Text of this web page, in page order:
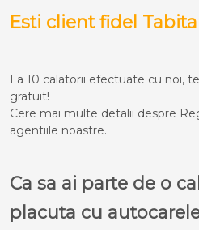
Esti client fidel
La 10 calatorii efectuate cu noi,
gratuit!
Cere mai multe detalii despre
agentiile noastre.
Ca sa ai parte de o
placuta cu